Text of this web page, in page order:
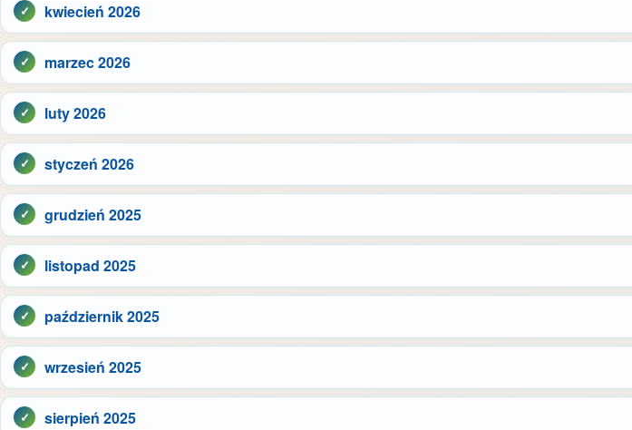
kwiecień 2026
marzec 2026
luty 2026
styczeń 2026
grudzień 2025
listopad 2025
październik 2025
wrzesień 2025
sierpień 2025